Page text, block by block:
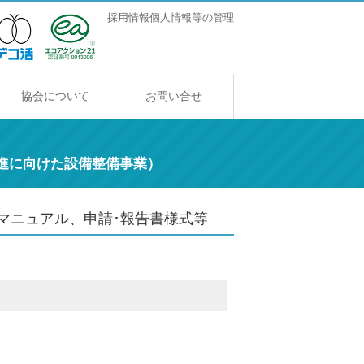
採用情報個人情報等の管理
協会について お問い合せ
向けた設備整備事業）
ュアル、申請･報告書様式等